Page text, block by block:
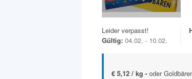
Leider verpasst!
Gültig: 04.02. - 10.02.
€ 5,12 / kg - oder